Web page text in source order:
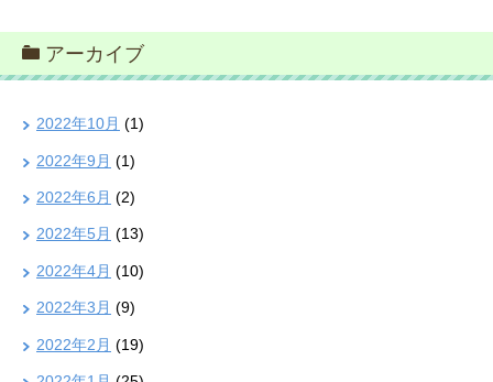
アーカイブ
2022年10月 (1)
2022年9月 (1)
2022年6月 (2)
2022年5月 (13)
2022年4月 (10)
2022年3月 (9)
2022年2月 (19)